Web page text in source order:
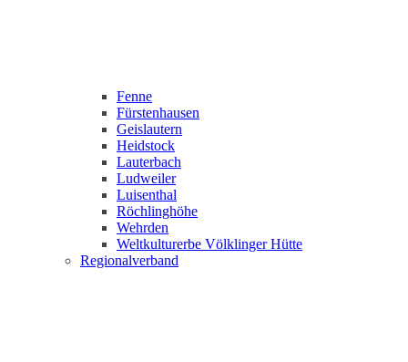
Fenne
Fürstenhausen
Geislautern
Heidstock
Lauterbach
Ludweiler
Luisenthal
Röchlinghöhe
Wehrden
Weltkulturerbe Völklinger Hütte
Regionalverband